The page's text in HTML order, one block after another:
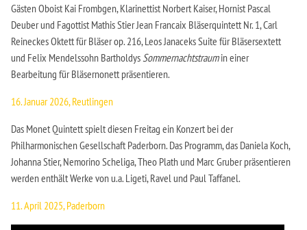
Gästen Oboist Kai Frombgen, Klarinettist Norbert Kaiser, Hornist Pascal
Deuber und Fagottist Mathis Stier Jean Francaix Bläserquintett Nr. 1, Carl
Reineckes Oktett für Bläser op. 216, Leos Janaceks Suite für Bläsersextett
und Felix Mendelssohn BartholdysSommernachtstraumin einer
Bearbeitung für Bläsernonett präsentieren.
16. Januar 2026, Reutlingen
Das Monet Quintett spielt diesen Freitag ein Konzert bei der
Philharmonischen Gesellschaft Paderborn. Das Programm, das Daniela Koch,
Johanna Stier, Nemorino Scheliga, Theo Plath und Marc Gruber präsentieren
werden enthält Werke von u.a. Ligeti, Ravel und Paul Taffanel.
11. April 2025, Paderborn